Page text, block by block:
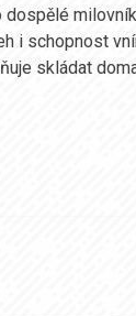
i schopnost
skládat